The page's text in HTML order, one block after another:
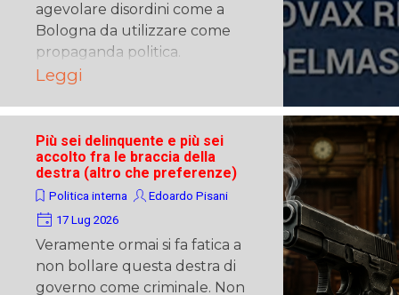
agevolare disordini come a
Bologna da utilizzare come
propaganda politica.
Leggi
Più sei delinquente e più sei
accolto fra le braccia della
destra (altro che preferenze)
Politica interna
Edoardo Pisani
17 Lug 2026
Veramente ormai si fa fatica a
non bollare questa destra di
governo come criminale. Non